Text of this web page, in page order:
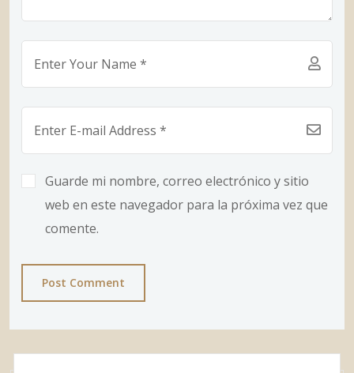
Guarde mi nombre, correo electrónico y sitio
web en este navegador para la próxima vez que
comente.
Post Comment